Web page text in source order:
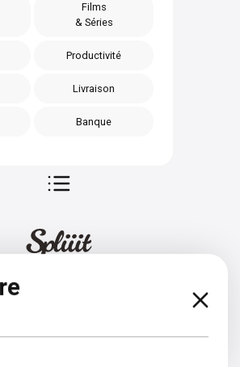
Films
& Séries
Productivité
Livraison
Banque